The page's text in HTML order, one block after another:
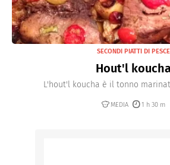
SECONDI PIATTI DI PESCE
Hout'l
L'hout'l koucha è il tonno
MEDIA 1 h 30 m